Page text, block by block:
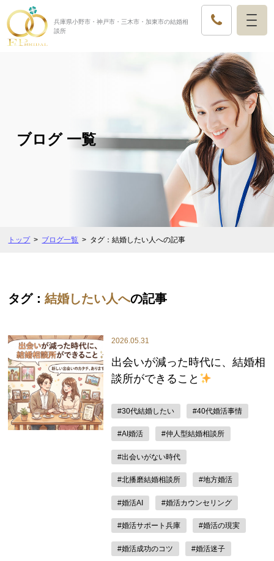
兵庫県小野市・神戸市・三木市・加東市の結婚相
談所
ブログ 一覧
トップ ブログ一覧 タグ：結婚したい人への記事
タグ：結婚したい人への記事
2026.05.31
出会いが減った時代に、結婚相
談所ができること
#30代結婚したい #40代婚活事情
#AI婚活 #仲人型結婚相談所
#出会いがない時代
#北播磨結婚相談所 #地方婚活
#婚活AI #婚活カウンセリング
#婚活サポート兵庫 #婚活の現実
#婚活成功のコツ #婚活迷子